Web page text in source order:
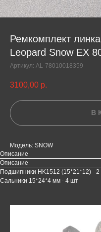
Ремкомплект
Leopard Snow EX
Артикул: AL-78010018359
3100,00 р.
В
Модель: SNOW
Описание
Описание
Подшипники HK1512 (15*21*12) -
Сальники 15*24*4 мм - 4 шт